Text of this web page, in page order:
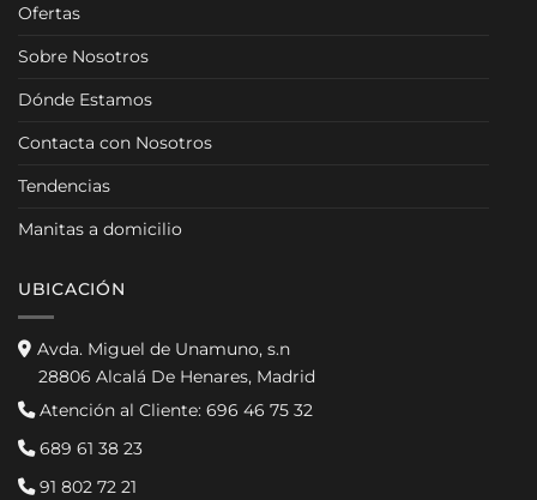
Ofertas
Sobre Nosotros
Dónde Estamos
Contacta con Nosotros
Tendencias
Manitas a domicilio
UBICACIÓN
Avda. Miguel de Unamuno, s.n
28806 Alcalá De Henares, Madrid
Atención al Cliente: 696 46 75 32
689 61 38 23
91 802 72 21